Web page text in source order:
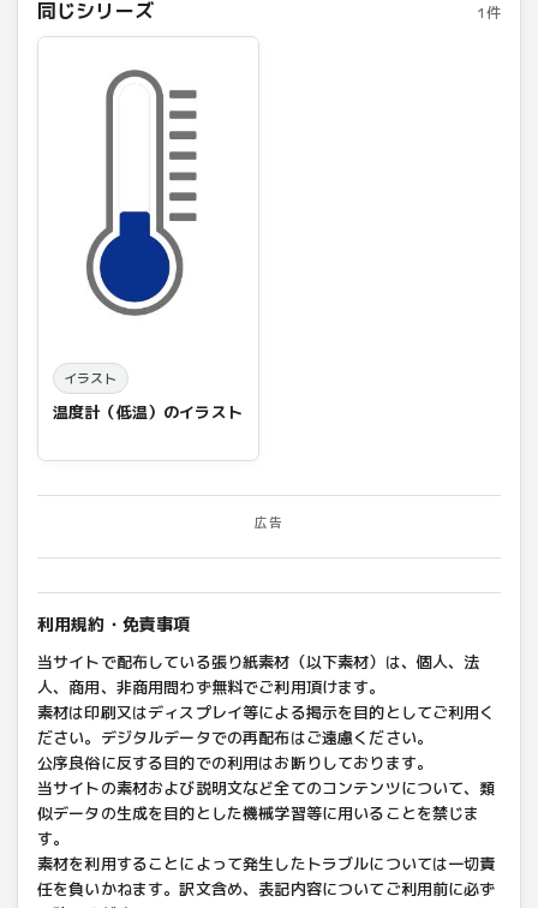
同じシリーズ 1件
イラスト
温度計（低温）のイラスト
広告
利用規約・免責事項
当サイトで配布している張り紙素材（以下素材）は、個人、法
人、商用、非商用問わず無料でご利用頂けます。
素材は印刷又はディスプレイ等による掲示を目的としてご利用く
ださい。デジタルデータでの再配布はご遠慮ください。
公序良俗に反する目的での利用はお断りしております。
当サイトの素材および説明文など全てのコンテンツについて、類
似データの生成を目的とした機械学習等に用いることを禁じま
す。
素材を利用することによって発生したトラブルについては一切責
任を負いかねます。訳文含め、表記内容についてご利用前に必ず